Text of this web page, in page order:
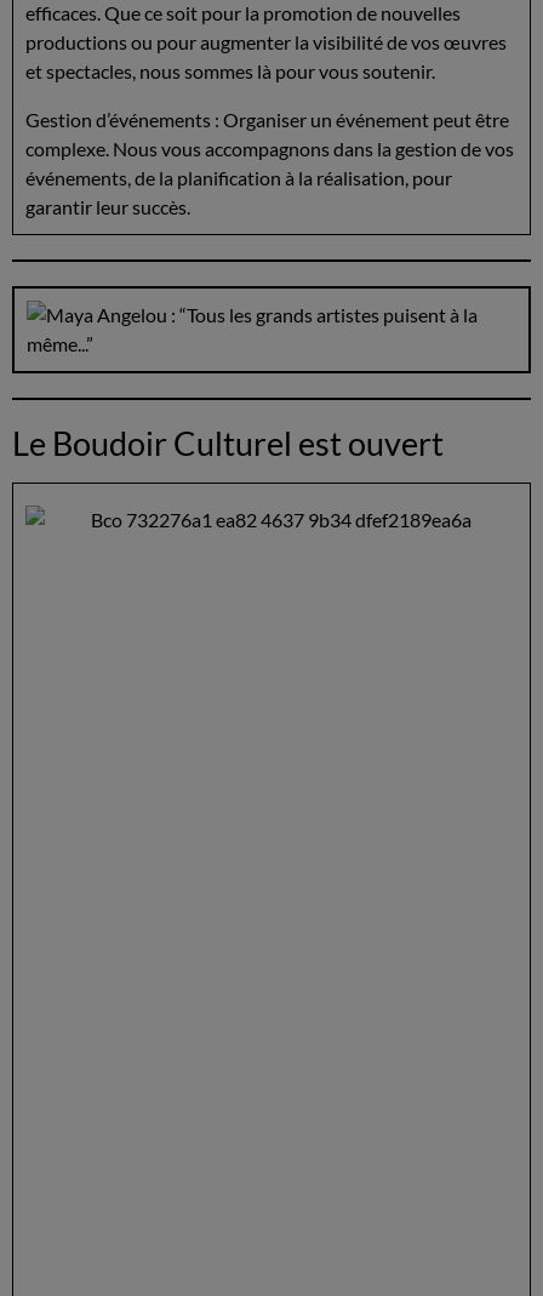
efficaces. Que ce soit pour la promotion de nouvelles
productions ou pour augmenter la visibilité de vos œuvres
et spectacles, nous sommes là pour vous soutenir.
Gestion d’événements : Organiser un événement peut être
complexe. Nous vous accompagnons dans la gestion de vos
événements, de la planification à la réalisation, pour
garantir leur succès.
Le Boudoir Culturel est ouvert